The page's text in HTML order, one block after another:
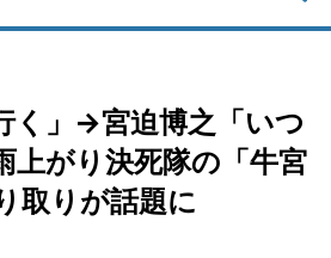
く」→宮迫博之「いつ
がり決死隊の「牛宮
取りが話題に